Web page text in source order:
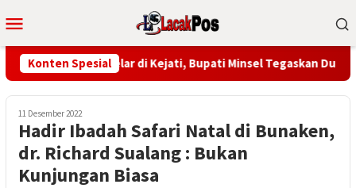
ke
Mobile
Konten Spesial
Desa Sulut Digelar di Kejati, Bupati Minsel Tegaskan
11 Desember 2022
Hadir Ibadah Safari Natal di Bunaken,
dr. Richard Sualang : Bukan
Kunjungan Biasa